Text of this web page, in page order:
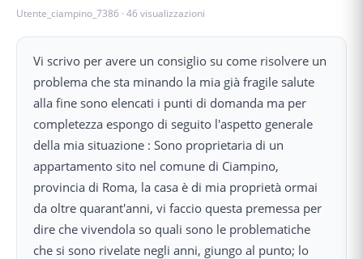
Utente_ciampino_7386 · 46 visualizzazioni
Vi scrivo per avere un consiglio su come risolvere un
problema che sta minando la mia già fragile salute
alla fine sono elencati i punti di domanda ma per
completezza espongo di seguito l'aspetto generale
della mia situazione : Sono proprietaria di un
appartamento sito nel comune di Ciampino,
provincia di Roma, la casa è di mia proprietà ormai
da oltre quarant'anni, vi faccio questa premessa per
dire che vivendola so quali sono le problematiche
che si sono rivelate negli anni, giungo al punto; lo